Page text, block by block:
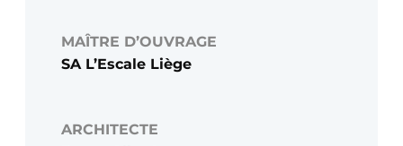
MAÎTRE D’OUVRAGE
SA L’Escale Liège
ARCHITECTE